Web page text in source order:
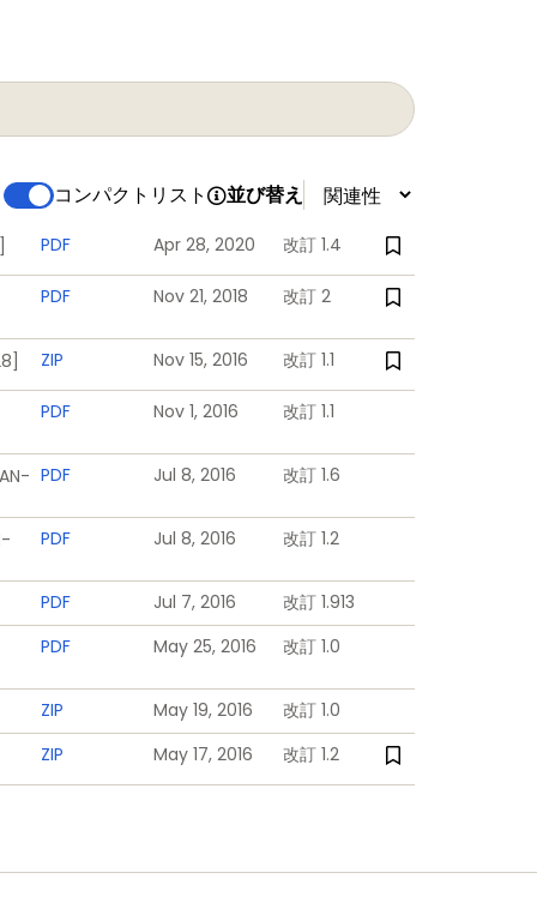
コンパクトリスト 並び替え
PDF Apr 28, 2020 改訂 1.4
PDF Nov 21, 2018 改訂 2
ZIP Nov 15, 2016 改訂 1.1
PDF Nov 1, 2016 改訂 1.1
PDF Jul 8, 2016 改訂 1.6
PDF Jul 8, 2016 改訂 1.2
PDF Jul 7, 2016
改訂 1.913
PDF
May 25, 2016 改訂 1.0
ZIP May 19, 2016
改訂 1.0
ZIP
May 17, 2016 改訂 1.2